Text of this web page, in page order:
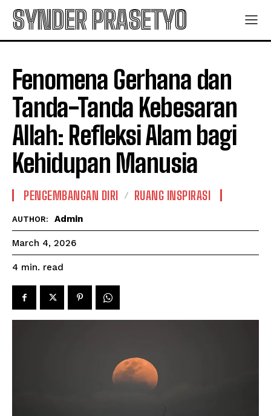
SYNDER PRASETYO
Fenomena Gerhana dan
Tanda-Tanda Kebesaran
Allah: Refleksi Alam bagi
Kehidupan Manusia
PENGEMBANGAN DIRI RUANG INSPIRASI
AUTHOR: Admin
March 4, 2026
4 min. read